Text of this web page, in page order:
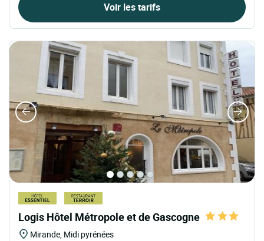
Voir les tarifs
Logis Hôtel Métropole et de Gascogne
Mirande, Midi pyrénées